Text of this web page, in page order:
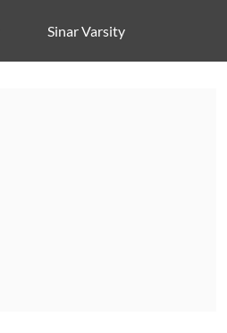
Sinar Varsity